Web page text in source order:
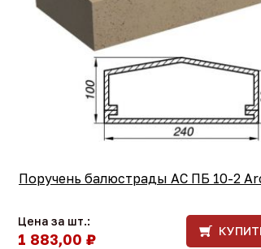
Поручень балюстрады АС ПБ 10-2
Цена за шт.:
1 883,00 ₽